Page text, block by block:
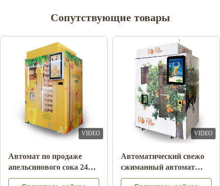
Сопутствующие товары
VIDEO
Коктейль плода молока
напитка напитка
двойной машины
VIDEO
Автомат апельсинового
сока оплаты примечания
с системой охлаждения